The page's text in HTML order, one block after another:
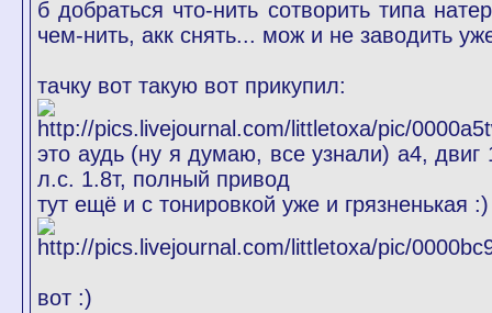
б добраться что-нить сотворить типа
чем-нить, акк снять... мож и не заводить
тачку вот такую вот прикупил:
это аудь (ну я думаю, все узнали) а4, двиг
л.с. 1.8т, полный привод
тут ещё и с тонировкой уже и грязненькая :)
вот :)